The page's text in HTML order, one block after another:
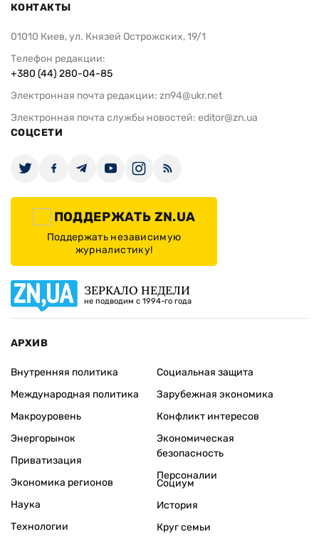
КОНТАКТЫ
01010 Киев, ул. Князей Острожских, 19/1
Телефон редакции:
+380 (44) 280-04-85
Электронная почта редакции: zn94@ukr.net
Электронная почта службы новостей: editor@zn.ua
СОЦСЕТИ
ПОДДЕРЖАТЬ ZN.UA
Поддержать независимую
журналистику!
ЗЕРКАЛО НЕДЕЛИ
не подводим с 1994-го года
АРХИВ
Внутренняя политика
Международная политика
Макроуровень
Энергорынок
Приватизация
Экономика регионов
Социальная защита
Зарубежная экономика
Конфликт интересов
Экономическая
безопасность
Персоналии
Наука
Технологии
Социум
История
Круг семьи